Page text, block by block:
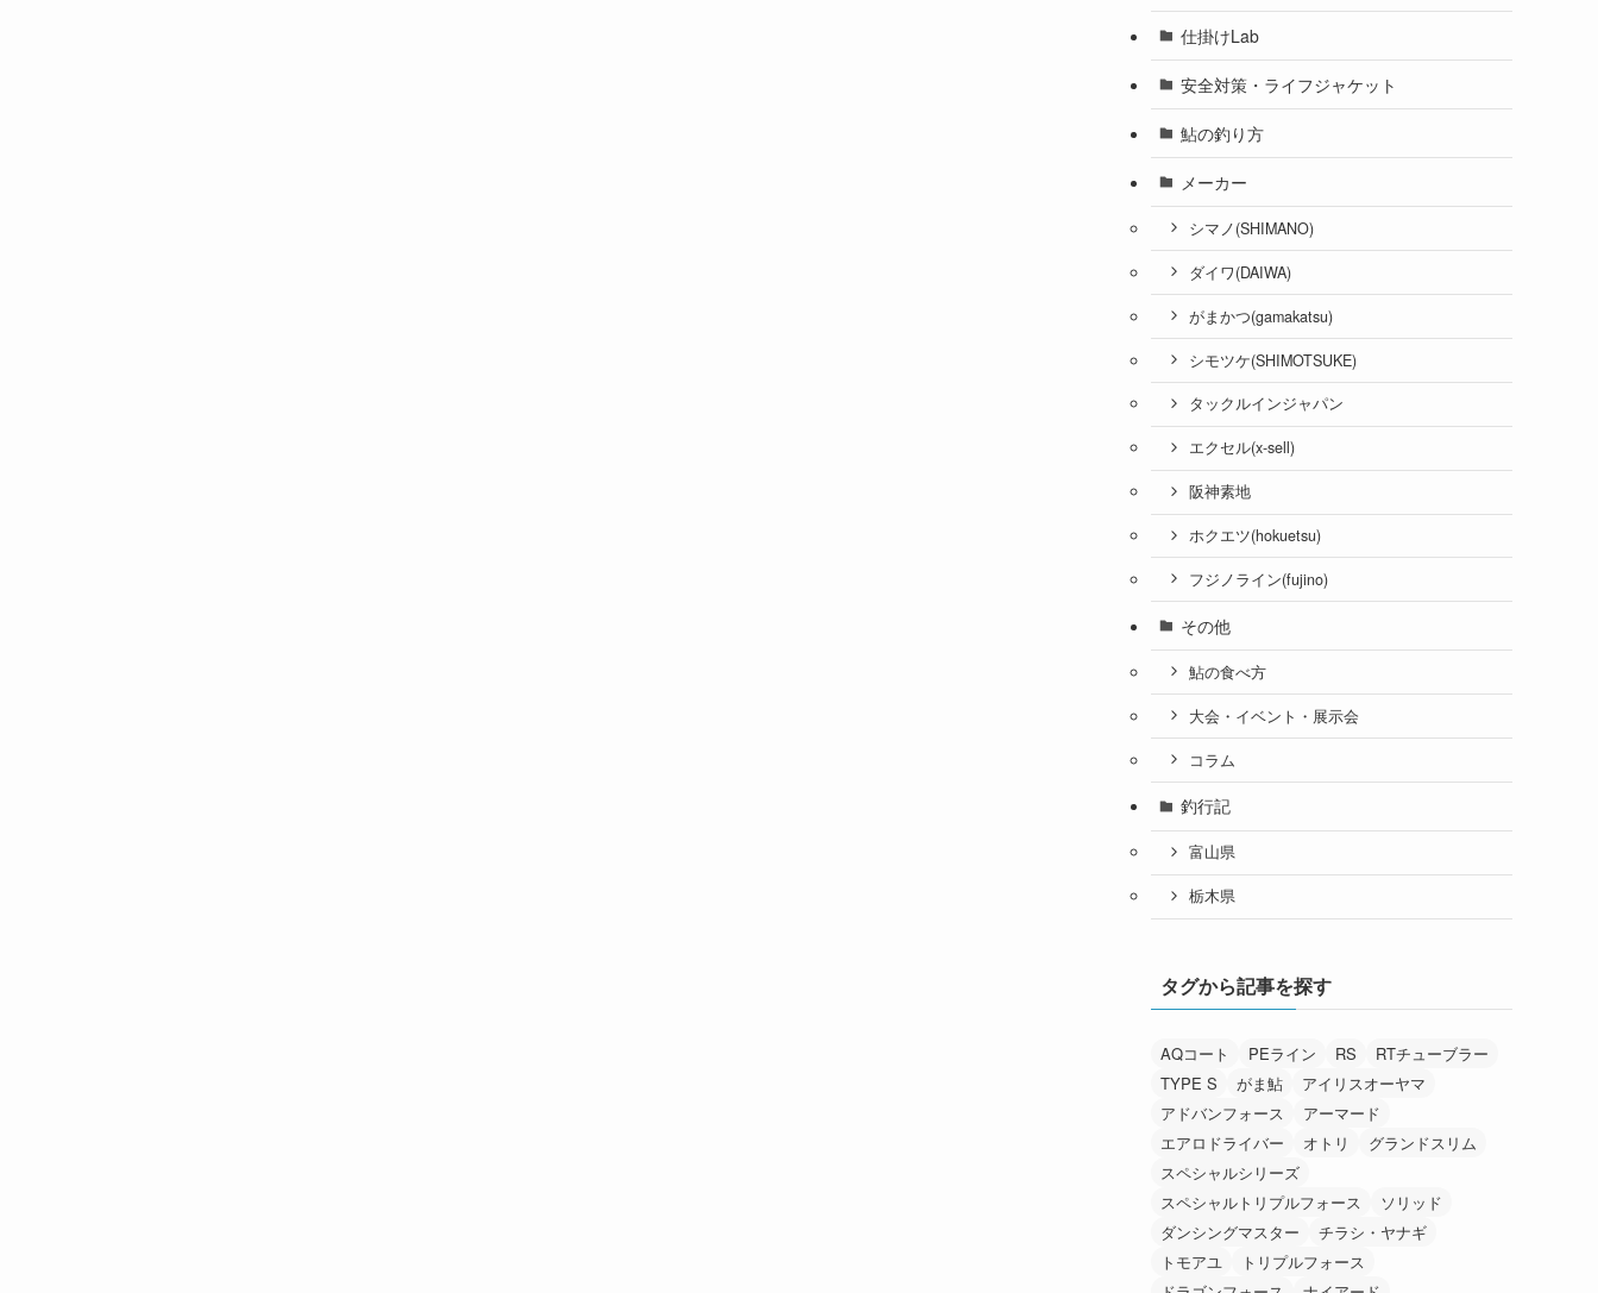
仕掛けLab
安全対策・ライフジャケット
鮎の釣り方
メーカー
シマノ(SHIMANO)
ダイワ(DAIWA)
がまかつ(gamakatsu)
シモツケ(SHIMOTSUKE)
タックルインジャパン
エクセル(x-sell)
阪神素地
ホクエツ(hokuetsu)
フジノライン(fujino)
その他
鮎の食べ方
大会・イベント・展示会
コラム
釣行記
富山県
栃木県
タグから記事を探す
AQコート PEライン RS
RTチューブラー
TYPE S
がま鮎
アイリスオーヤマ
アドバンフォース
アーマード
エアロドライバー
オトリ
グランドスリム
スペシャルシリーズ
スペシャルトリプルフォース
ソリッド
ダンシングマスター
チラシ・ヤナギ
トモアユ
トリプルフォース